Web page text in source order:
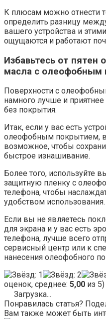
К плюсам можно отнести
определить разницу
вашего устройства и
ощущаются и работают
Избавьтесь от пятен
масла с олеофобным
Поверхности с
намного лучше и
без покрытия.
Итак, если у вас есть
олеофобным покрытием,
возможное, чтобы
быстрое изнашивание.
Более того, используйте
защитную пленку с
телефона, чтобы
удобством использования.
Если вы не являетесь
для экрана и у вас есть
телефона, лучше всего
сервисный центр или к
нанесения олеофобного
оценок, среднее: 5,00 из 5)
Загрузка...
Понравилась статья?
Вам также может быть